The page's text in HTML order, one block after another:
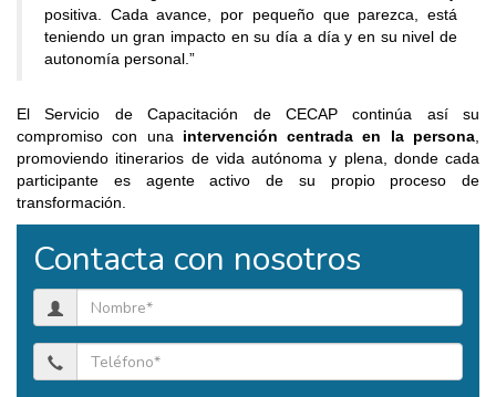
positiva. Cada avance, por pequeño que parezca, está
teniendo un gran impacto en su día a día y en su nivel de
autonomía personal.”
El Servicio de Capacitación de CECAP continúa así su
compromiso con una intervención centrada en la persona,
promoviendo itinerarios de vida autónoma y plena, donde cada
participante es agente activo de su propio proceso de
transformación.
Contacta con nosotros